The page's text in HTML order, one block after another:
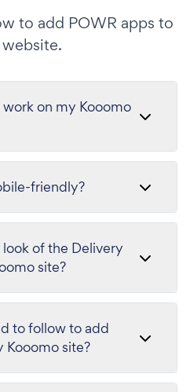
to add POWR apps to
on my Kooomo
friendly?
of the Delivery
site?
to follow to add
Kooomo site?